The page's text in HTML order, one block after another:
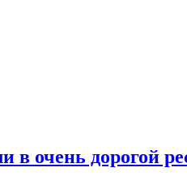
очень дорогой